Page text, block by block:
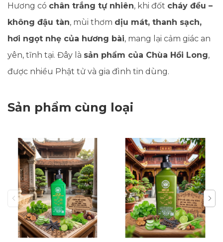
Hương có chân trắng tự nhiên, khi đốt cháy đều –
không đậu tàn, mùi thơm dịu mát, thanh sạch,
hơi ngọt nhẹ của hương bài, mang lại cảm giác an
yên, tĩnh tại. Đây là sản phẩm của Chùa Hồi Long,
được nhiều Phật tử và gia đình tin dùng.
🌱 Ưu điểm nổi bật của
✔️ 100% thảo dược tự nhiên, an toàn cho sức
khỏe
✔️ Không hóa chất – không hương liệu – không
chất cháy độc hại
✔️ Chân hương trắng tự nhiên, không nhuộm
Sản phẩm cùng loại